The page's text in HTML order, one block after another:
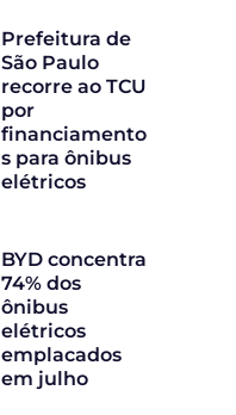
Prefeitura de
São Paulo
recorre ao TCU
por
financiamento
s para ônibus
elétricos
BYD concentra
74% dos
ônibus
elétricos
emplacados
em julho